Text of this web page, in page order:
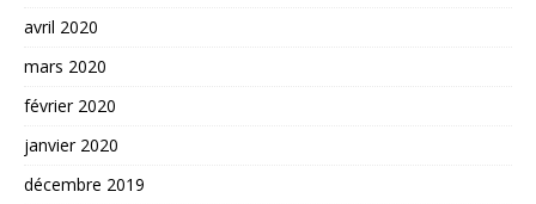
avril 2020
mars 2020
février 2020
janvier 2020
décembre 2019